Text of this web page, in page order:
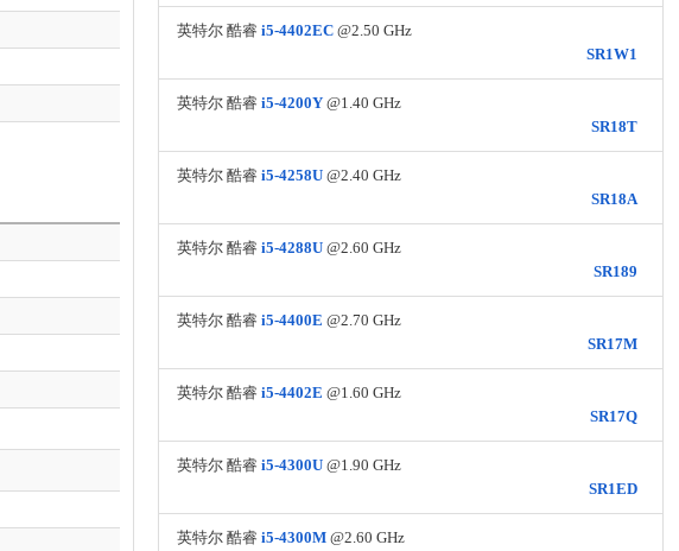
英特尔 酷睿 i5-4402EC@2.50 GHz
SR1W1
英特尔 酷睿 i5-4200Y@1.40 GHz
SR18T
英特尔 酷睿 i5-4258U@2.40 GHz
SR18A
英特尔 酷睿 i5-4288U@2.60 GHz
SR189
英特尔 酷睿 i5-4400E @2.70 GHz
SR17M
英特尔 酷睿 i5-4402E @1.60 GHz
SR17Q
英特尔 酷睿 i5-4300U@1.90 GHz
SR1ED
英特尔 酷睿 i5-4300M@2.60 GHz